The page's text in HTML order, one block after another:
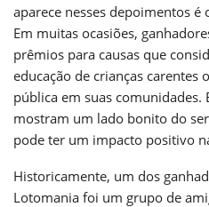
aparece nesses depoimentos
Em muitas ocasiões,
prêmios para causas que
educação de crianças carentes
pública em suas comunidades.
mostram um lado bonito do
pode ter um impacto positivo
Historicamente, um dos
Lotomania foi um grupo de